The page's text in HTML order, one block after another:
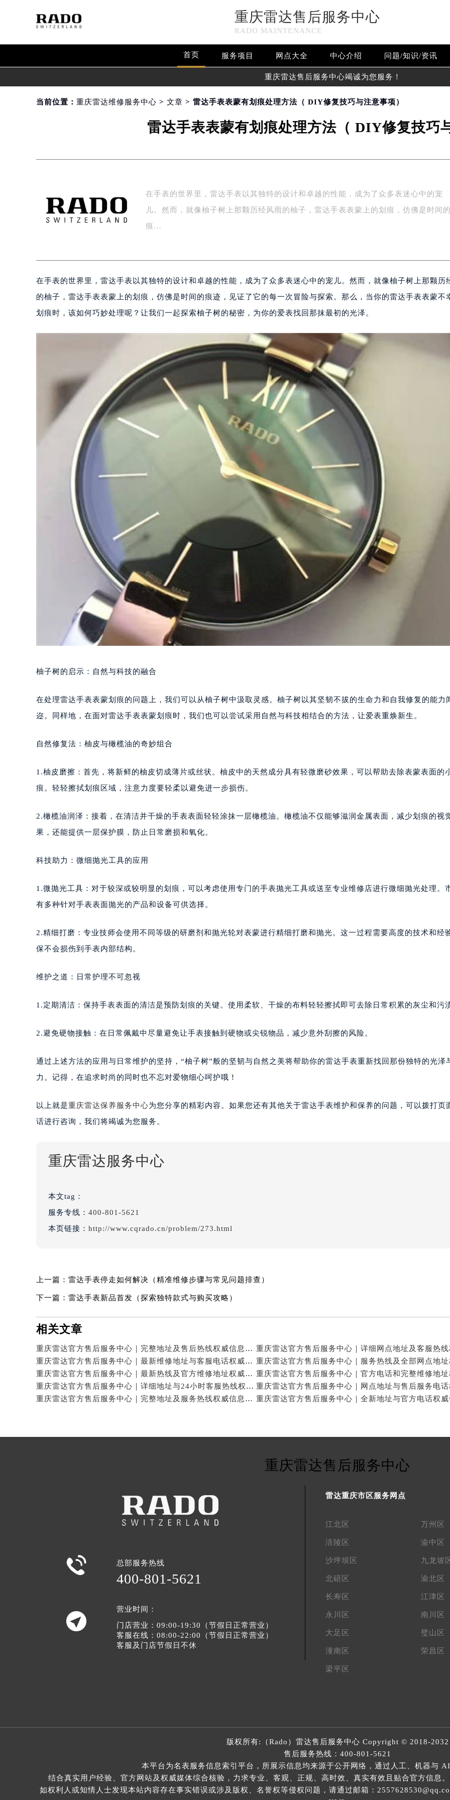
重庆雷达售后服务中心
RADO MAINTENANCE
首页 服务项目 网点大全 中心介绍 问题/知识/资讯
重庆雷达售后服务中心竭诚为您服务！
当前位置： 重庆雷达维修服务中心 > 文章 > 雷达手表表蒙有划痕处理方法（ DIY修复技巧与注意事项）
雷达手表表蒙有划痕处理方法（ DIY修复技巧
在手表的世界里，雷达手表以其独特的设计和卓越的性能，成为了众多表迷心中的宠
儿。然而，就像柚子树上那颗历经风雨的柚子，雷达手表表蒙上的划痕，仿佛是时间的
痕…
在手表的世界里，雷达手表以其独特的设计和卓越的性能，成为了众多表迷心中的宠儿。然而，就像柚子树上那颗历
的柚子，雷达手表表蒙上的划痕，仿佛是时间的痕迹，见证了它的每一次冒险与探索。那么，当你的雷达手表表蒙不
划痕时，该如何巧妙处理呢？让我们一起探索柚子树的秘密，为你的爱表找回那抹最初的光泽。
柚子树的启示：自然与科技的融合
在处理雷达手表表蒙划痕的问题上，我们可以从柚子树中汲取灵感。柚子树以其坚韧不拔的生命力和自我修复的能力
迩。同样地，在面对雷达手表表蒙划痕时，我们也可以尝试采用自然与科技相结合的方法，让爱表重焕新生。
自然修复法：柚皮与橄榄油的奇妙组合
1.柚皮磨擦：首先，将新鲜的柚皮切成薄片或丝状。柚皮中的天然成分具有轻微磨砂效果，可以帮助去除表蒙表面的
痕。轻轻擦拭划痕区域，注意力度要轻柔以避免进一步损伤。
2.橄榄油润泽：接着，在清洁并干燥的手表表面轻轻涂抹一层橄榄油。橄榄油不仅能够滋润金属表面，减少划痕的视
果，还能提供一层保护膜，防止日常磨损和氧化。
科技助力：微细抛光工具的应用
1.微抛光工具：对于较深或较明显的划痕，可以考虑使用专门的手表抛光工具或送至专业维修店进行微细抛光处理。
有多种针对手表表面抛光的产品和设备可供选择。
2.精细打磨：专业技师会使用不同等级的研磨剂和抛光轮对表蒙进行精细打磨和抛光。这一过程需要高度的技术和经
保不会损伤到手表内部结构。
维护之道：日常护理不可忽视
1.定期清洁：保持手表表面的清洁是预防划痕的关键。使用柔软、干燥的布料轻轻擦拭即可去除日常积累的灰尘和污
2.避免硬物接触：在日常佩戴中尽量避免让手表接触到硬物或尖锐物品，减少意外刮擦的风险。
通过上述方法的应用与日常维护的坚持，“柚子树”般的坚韧与自然之美将帮助你的雷达手表重新找回那份独特的光泽
力。记得，在追求时尚的同时也不忘对爱物细心呵护哦！
以上就是重庆雷达保养服务中心为您分享的精彩内容。如果您还有其他关于雷达手表维护和保养的问题，可以拨打页
话进行咨询，我们将竭诚为您服务。
重庆雷达服务中心
本文tag：
服务专线： 400-801-5621
本页链接： http://www.cqrado.cn/problem/273.html
上一篇： 雷达手表停走如何解决（精准维修步骤与常见问题排查）
下一篇： 雷达手表新品首发（探索独特款式与购买攻略）
相关文章
重庆雷达官方售后服务中心｜完整地址及售后热线权威信息公示（2026年7月最新）
重庆雷达官方售后服务中心｜最新维修地址与客服电话权威信息公示（2026年7月最新）
重庆雷达官方售后服务中心｜最新热线及官方维修地址权威信息公示（2026年7月最新）
重庆雷达官方售后服务中心｜详细地址与24小时客服热线权威信息公示（2026年7月最新）
重庆雷达官方售后服务中心｜完整地址及服务热线权威信息公示（2026年7月最新）
重庆雷达售后服务中心
 总部服务热线
400-801-5621

营业时间：
门店营业：09:00-19:30（节假日正常营业）
客服在线：08:00-22:00（节假日正常营业）
客服及门店节假日不休
雷达重庆市区服务网点
江北区 万州区
涪陵区 渝中区
沙坪坝区 九龙坡
北碚区 渝北区
长寿区 江津区
永川区 南川区
大足区 璧山区
潼南区 荣昌区
梁平区
版权所有:（Rado） 雷达售后服务中心 Copyright © 2018-2032
售后服务热线： 400-801-5621
本平台为名表服务信息索引平台，所展示信息均来源于公开网络，通过人工、机器与
结合真实用户经验、官方网站及权威媒体综合核验，力求专业、客观、正规、高时效、真实有效且贴合官方信息
如权利人或知情人士发现本站内容存在事实错误或涉及版权、名誉权等侵权问题，请通过邮箱：